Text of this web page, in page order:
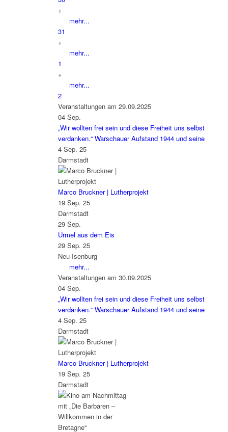
+
mehr...
31
+
mehr...
1
+
mehr...
2
Veranstaltungen am 29.09.2025
04 Sep.
„Wir wollten frei sein und diese Freiheit uns selbst
verdanken.“ Warschauer Aufstand 1944 und seine
4 Sep. 25
Darmstadt
Marco Bruckner | Lutherprojekt
19 Sep. 25
Darmstadt
29 Sep.
Urmel aus dem Eis
29 Sep. 25
Neu-Isenburg
mehr...
Veranstaltungen am 30.09.2025
04 Sep.
„Wir wollten frei sein und diese Freiheit uns selbst
verdanken.“ Warschauer Aufstand 1944 und seine
4 Sep. 25
Darmstadt
Marco Bruckner | Lutherprojekt
19 Sep. 25
Darmstadt